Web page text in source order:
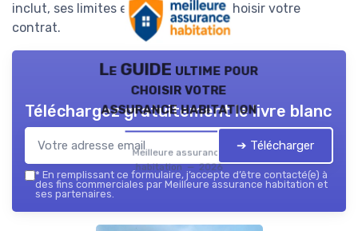
inclut, ses limites et comment bien choisir votre
contrat.
Le GUIDE ultime pour
choisir votre
assurance habitation
Meilleure assurance
habitation — 2026
Téléchargez gratuitement le livre blanc
➔ Télécharger
* En remplissant ce formulaire, j’accepte d’être contacté(e) à
des fins commerciales par Meilleure assurance habitation et
ses partenaires.